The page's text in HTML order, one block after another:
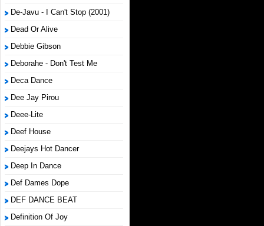
De-Javu - I Can't Stop (2001)
Dead Or Alive
Debbie Gibson
Deborahe - Don't Test Me
Deca Dance
Dee Jay Pirou
Deee-Lite
Deef House
Deejays Hot Dancer
Deep In Dance
Def Dames Dope
DEF DANCE BEAT
Definition Of Joy